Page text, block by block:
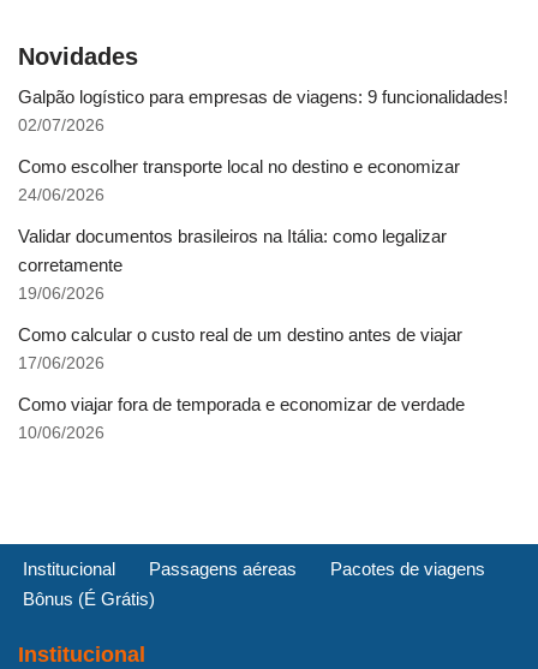
Novidades
Galpão logístico para empresas de viagens: 9 funcionalidades!
02/07/2026
Como escolher transporte local no destino e economizar
24/06/2026
Validar documentos brasileiros na Itália: como legalizar
corretamente
19/06/2026
Como calcular o custo real de um destino antes de viajar
17/06/2026
Como viajar fora de temporada e economizar de verdade
10/06/2026
Institucional Passagens aéreas
Pacotes de viagens
Bônus (É Grátis)
Institucional